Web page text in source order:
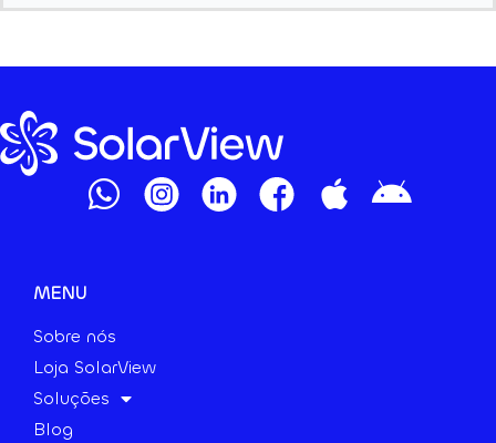
MENU
Sobre nós
Loja SolarView
Soluções
Blog